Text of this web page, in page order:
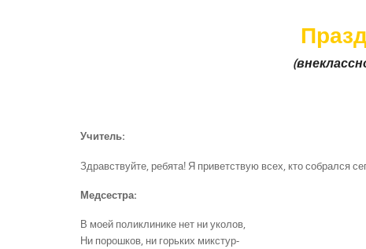
Учитель:
Здравствуйте, ребята! Я приветствую всех, кто собрался
Медсестра:
В моей поликлинике нет ни уколов,
Ни порошков, ни горьких микстур-